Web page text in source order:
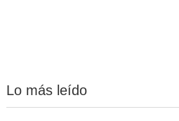
Lo más leído